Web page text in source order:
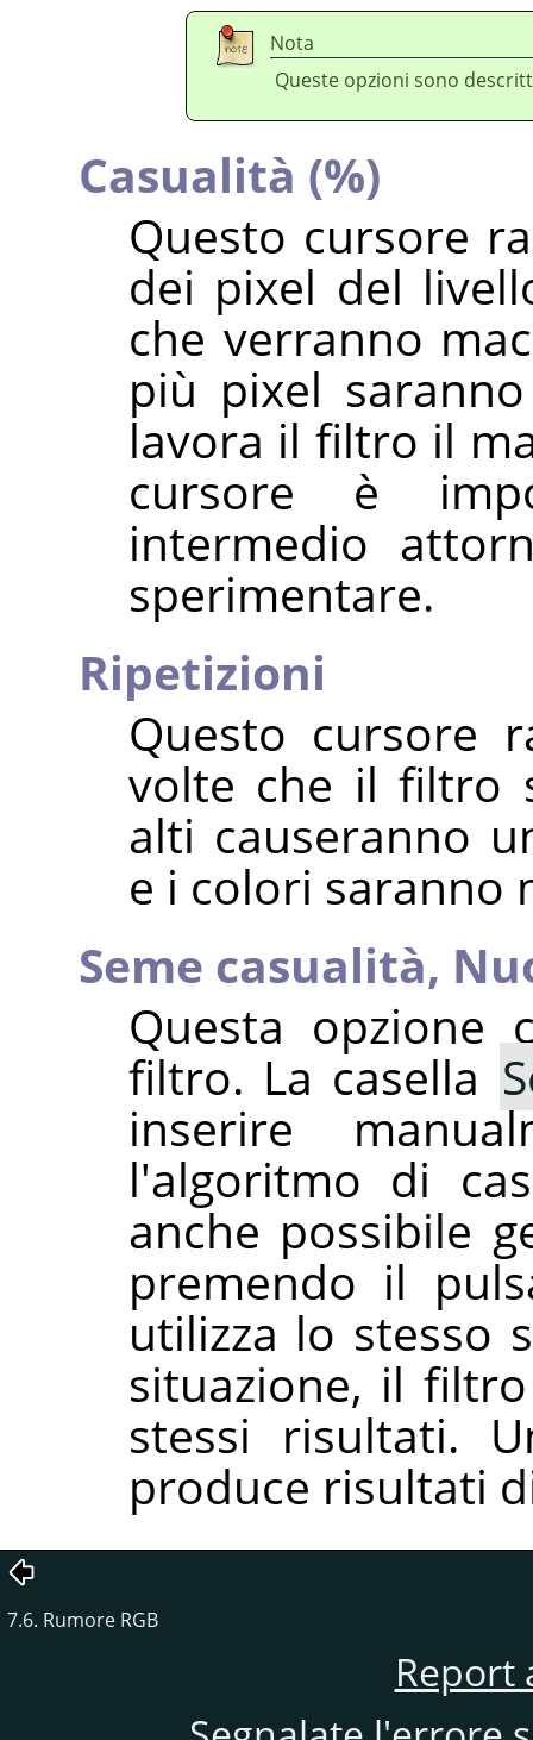
Nota
Queste opzioni sono
Casualità (%)
Questo cursore
dei pixel del
che verranno
più pixel
lavora il filtro il
cursore è
intermedio
sperimentare.
Ripetizioni
Questo cursore
volte che il filtro
alti causeranno
e i colori saranno
Seme casualità,
Questa opzione
filtro. La casella
inserire
l'algoritmo di
anche possibile
premendo il
utilizza lo stesso
situazione, il
stessi risultati.
produce risultati
7.6. Rumore RGB
Report